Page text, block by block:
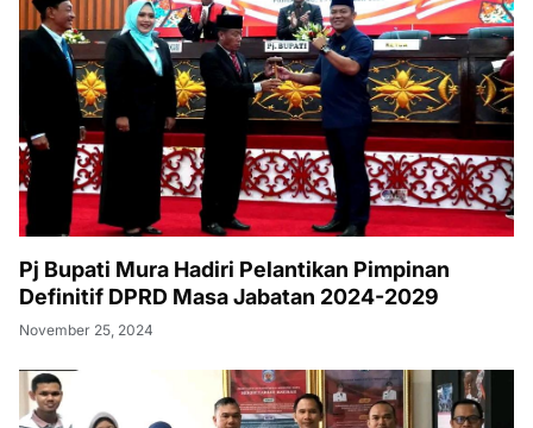
Pj Bupati Mura Hadiri Pelantikan Pimpinan
Definitif DPRD Masa Jabatan 2024-2029
November 25, 2024